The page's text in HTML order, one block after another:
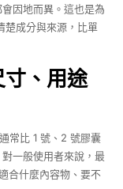
因地而異。這也是為
成分與來源，比單
、用途
常比 1 號、2 號膠囊
一般使用者來說，最
合什麼內容物、要不